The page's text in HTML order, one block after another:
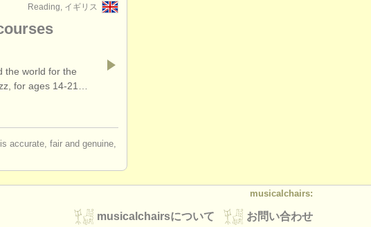
Reading, イギリス
the world for the
for ages 14-21…
accurate, fair and genuine,
musicalchairs:
お問い合わせ
musicalchairsについて